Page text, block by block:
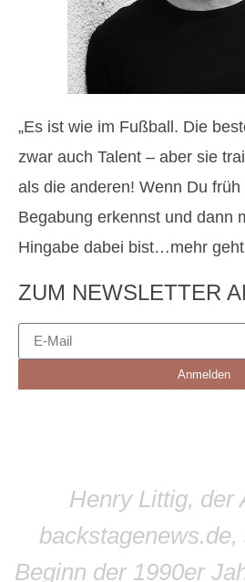
„Es ist wie im Fußball. Die
zwar auch Talent – aber sie
als die anderen! Wenn Du
Begabung erkennst und dann
Hingabe dabei bist…mehr geht
ZUM NEWSLETTER
Anmelden
Henry Littig, der
Beginn der 1990er